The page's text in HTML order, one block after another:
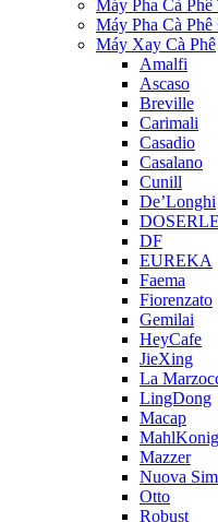
Máy Pha Cà
Máy Pha Cà
Máy Xay Cà Phê
Amalfi
Ascaso
Breville
Carimali
Casadio
Casalano
Cunill
De’Longhi
DF
EUREKA
Faema
Fiorenzato
Gemilai
HeyCafe
JieXing
La
LingDong
Macap
MahlKonig
Mazzer
Nuova
Otto
Robust